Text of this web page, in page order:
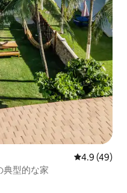
レビュー49
4.9 (49)
典型的な家